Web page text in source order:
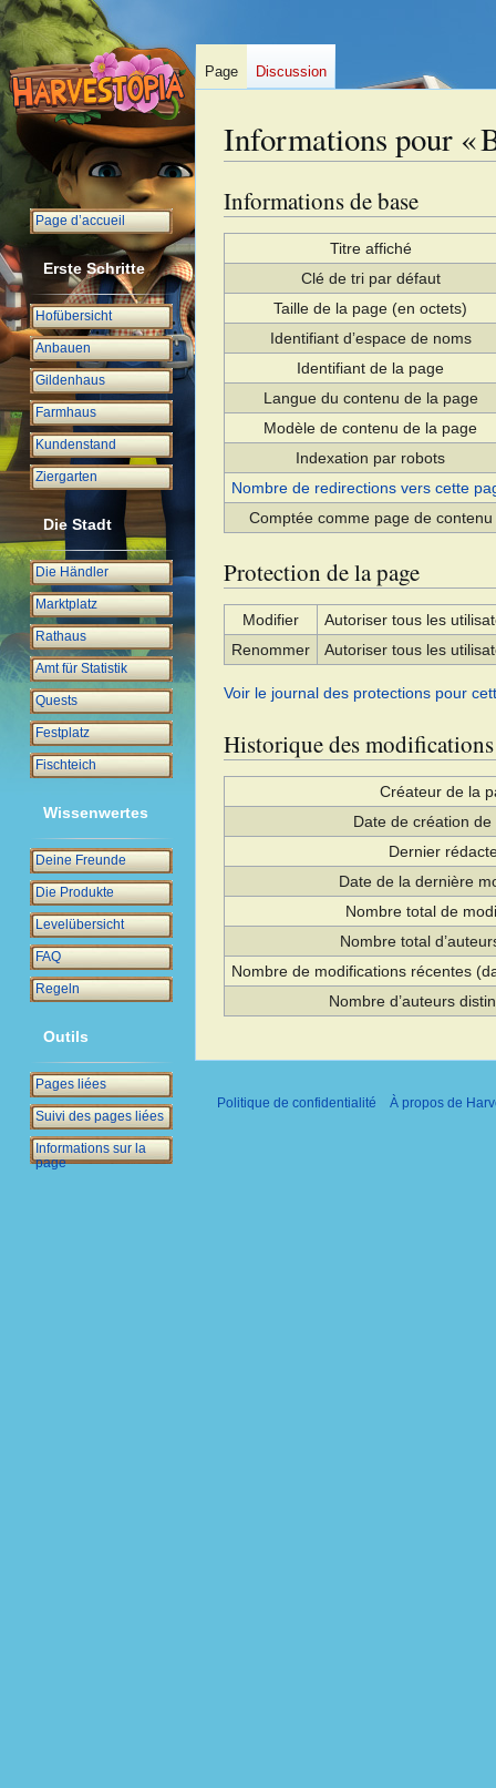
Informations pour «
Aller
à
navigation
Aller
à
recherche
Informations de base
Titre affiché
Clé de tri par défaut
Taille de la page (en octets)
Identifiant dʼespace de noms
Identifiant de la page
Langue du contenu de la page
Modèle de contenu de la page
Indexation par robots
Nombre de redirections vers cette
Comptée comme page de contenu
Protection de la page
Modifier
Autoriser tous les
Renommer
Autoriser tous les
Voir le journal des protections pour
Historique des modifications
Créateur de la
Date de création de
Dernier
Date de la dernière
Nombre total de
Nombre total
Nombre de modifications récentes
Nombre d’auteurs
Page Discussion
Page d’accueil
Erste Schritte
Hofübersicht
Anbauen
Gildenhaus
Farmhaus
Kundenstand
Ziergarten
Die Stadt
Die Händler
Marktplatz
Rathaus
Amt für Statistik
Quests
Festplatz
Fischteich
Wissenwertes
Deine Freunde
Die Produkte
Levelübersicht
FAQ
Regeln
Outils
Pages liées
Suivi des pages liées
Informations sur la
page
Politique de confidentialité À propos de